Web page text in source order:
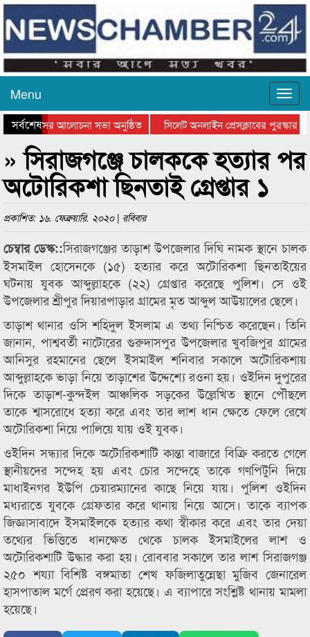
Menu
সর্বশেষ
দিবসের আলোচনা সভা অনুষ্ঠিত
সিলেট অনলাইন প্রেসক্লাবের পুরস্কার
আলোচনা সভা ও সম্মাননা প্রদান
» সিরাজগঞ্জে চালককে হত্যার পর
অটোরিকশা ছিনতাই গ্রেপ্তার ১
প্রকাশিত: ১৬. ফেব্রুয়ারি. ২০২০ | রবিবার
চেম্বার ডেস্ক::সিরাজগঞ্জের তাড়াশ উপজেলার দিঘি নামক স্থানে চালক
ইসমাইল হোসেনকে (১৫) হত্যার করে অটোরিকশা ছিনতাইয়ের
ঘটনায় যুবক আব্দুল্লাহকে (২২) গ্রেপ্তার করেছে পুলিশ। সে ওই
উপজেলার শ্রীপুর দিয়ারপাড়ার গ্রামের মৃত আব্দুল আউয়ালের ছেলে।
তাড়াশ থানার ওসি শহিদুল ইসলাম এ তথ্য নিশ্চিত করেছেন। তিনি
জানান, পাশ্ববর্তী নাটোরের গুরুদাসপুর উপজেলার খুবজিপুর গ্রামের
আনিসুর রহমানের ছেলে ইসমাইল শনিবার সকালে অটোরিকশায়
আব্দুল্লাহকে ভাড়া নিয়ে তাড়াশের উদ্দেশ্যে রওনা হয়। ওইদিন দুপুরের
দিকে তাড়াশ-কুন্দইল আঞ্চলিক সড়কের উল্লেখিত স্থানে পৌছলে
তাকে শ্বাসরোধে হত্যা করে এবং তার লাশ ধান ক্ষেতে ফেলে রেখে
অটোরিকশা নিয়ে পালিয়ে যায় ওই যুবক।
ওইদিন সন্ধ্যার দিকে অটোরিকশাটি কান্তা বাজারে বিক্রি করতে গেলে
স্থানীয়দের সন্দেহ হয় এবং চোর সন্দেহে তাকে গণপিটুনি দিয়ে
মাধাইনগর ইউপি চেয়ারম্যানের কাছে নিয়ে যায়। পুলিশ ওইদিন
মধ্যরাতে যুবকে গ্রেফতার করে থানায় নিয়ে আসে। তাকে ব্যাপক
জিজ্ঞাসাবাদে ইসমাইলকে হত্যার কথা স্বীকার করে এবং তার দেয়া
তথ্যের ভিত্তিতে ধানক্ষেত থেকে চালক ইসমাইলের লাশ ও
অটোরিকশাটি উদ্ধার করা হয়। রোববার সকালে তার লাশ সিরাজগঞ্জ
২৫০ শয্যা বিশিষ্ট বঙ্গমাতা শেখ ফজিলাতুন্নেছা মুজিব জেনারেল
হাসপাতাল মর্গে প্রেরণ করা হয়েছে। এ ব্যাপারে সংশ্লিষ্ট থানায় মামলা
হয়েছে।